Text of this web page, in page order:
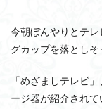
今朝ぼんやりとテ
グカップを落とし
「めざましテレビ
ージ器が紹介され